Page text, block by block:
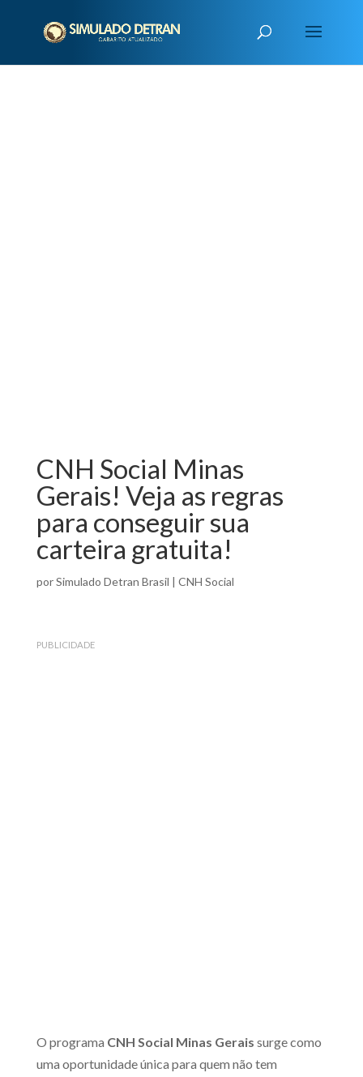
CNH Social Minas
Gerais! Veja as regras
para conseguir sua
carteira gratuita!
porSimulado Detran Brasil | CNH Social
PUBLICIDADE
O programa CNH Social Minas Gerais surge como
uma oportunidade única para quem não tem